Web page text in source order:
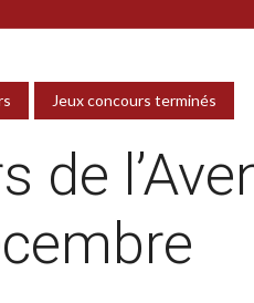
Jeux concours terminés
de